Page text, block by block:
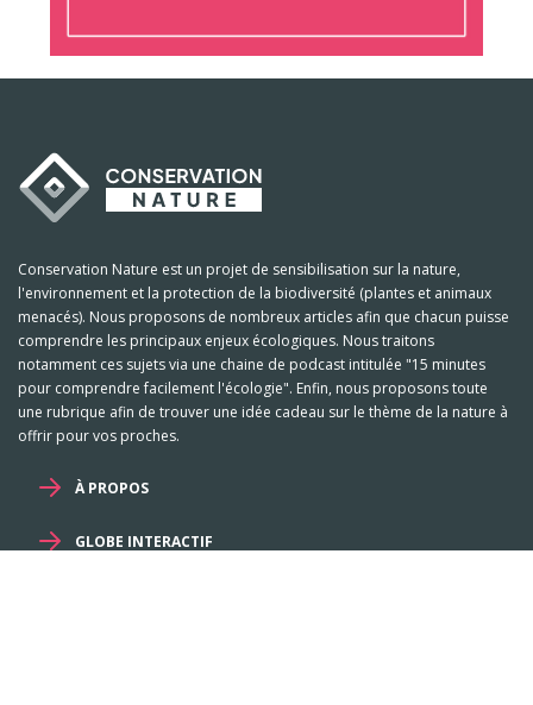
Conservation Nature est un projet de sensibilisation sur la nature,
l'environnement et la protection de la biodiversité (plantes et animaux
menacés). Nous proposons de nombreux articles afin que chacun puisse
comprendre les principaux enjeux écologiques. Nous traitons
notamment ces sujets via une chaine de podcast intitulée "15 minutes
pour comprendre facilement l'écologie". Enfin, nous proposons toute
une rubrique afin de trouver une idée cadeau sur le thème de la nature à
offrir pour vos proches.
À PROPOS
GLOBE INTERACTIF